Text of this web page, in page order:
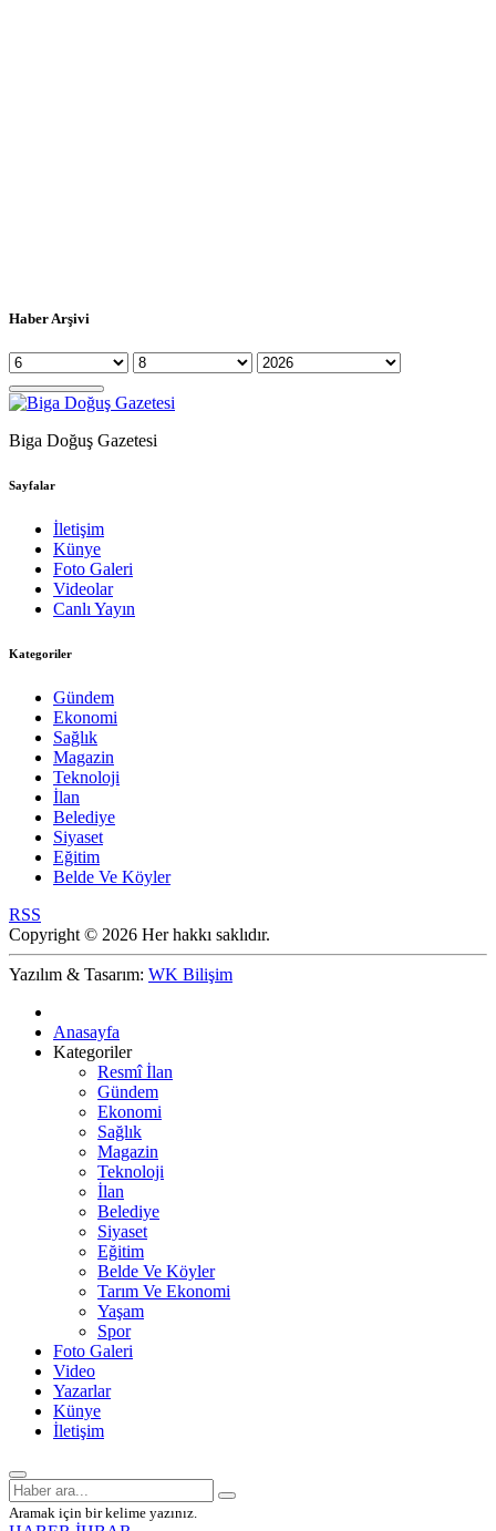
Haber Arşivi
Biga Doğuş Gazetesi
Sayfalar
İletişim
Künye
Foto Galeri
Videolar
Canlı Yayın
Kategoriler
Gündem
Ekonomi
Sağlık
Magazin
Teknoloji
İlan
Belediye
Siyaset
Eğitim
Belde Ve Köyler
RSS
Copyright © 2026 Her hakkı saklıdır.
Yazılım & Tasarım: WK Bilişim
Anasayfa
Kategoriler
Resmî İlan
Gündem
Ekonomi
Sağlık
Magazin
Teknoloji
İlan
Belediye
Siyaset
Eğitim
Belde Ve Köyler
Tarım Ve Ekonomi
Yaşam
Spor
Foto Galeri
Video
Yazarlar
Künye
İletişim
Aramak için bir kelime yazınız.